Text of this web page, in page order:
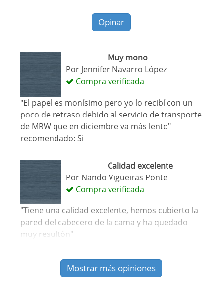
Opinar
Muy mono
Por Jennifer Navarro López
Compra verificada
"El papel es monísimo pero yo lo recibí con un
poco de retraso debido al servicio de transporte
de MRW que en diciembre va más lento"
recomendado: Si
Calidad excelente
Por Nando Vigueiras Ponte
Compra verificada
"Tiene una calidad excelente, hemos cubierto la
pared del cabecero de la cama y ha quedado
muy resultón"
Mostrar más opiniones